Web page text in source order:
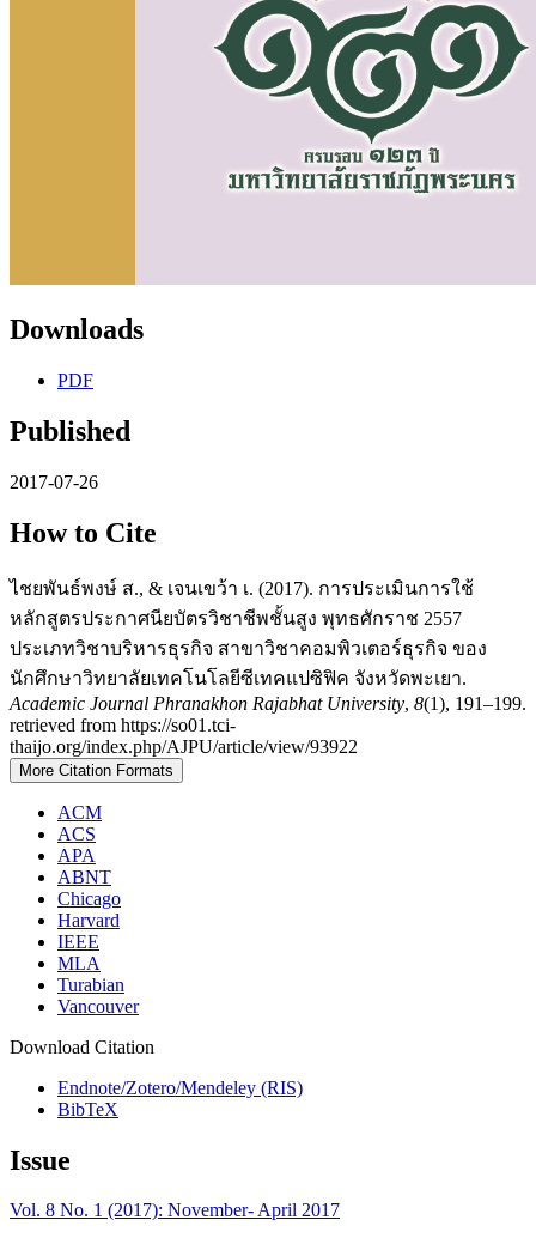
Downloads
PDF
Published
2017-07-26
How to Cite
ไชยพันธ์พงษ์ ส., & เจนเขว้า เ. (2017). การประเมินการใช้
หลักสูตรประกาศนียบัตรวิชาชีพชั้นสูง พุทธศักราช 2557
ประเภทวิชาบริหารธุรกิจ สาขาวิชาคอมพิวเตอร์ธุรกิจ ของ
นักศึกษาวิทยาลัยเทคโนโลยีซีเทคแปซิฟิค จังหวัดพะเยา.
Academic Journal Phranakhon Rajabhat University, 8(1), 191–199.
retrieved from https://so01.tci-
thaijo.org/index.php/AJPU/article/view/93922
More Citation Formats
ACM
ACS
APA
ABNT
Chicago
Harvard
IEEE
MLA
Turabian
Vancouver
Download Citation
Endnote/Zotero/Mendeley (RIS)
BibTeX
Issue
Vol. 8 No. 1 (2017): November- April 2017